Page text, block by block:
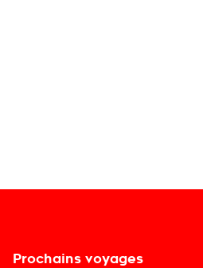
Prochains voyages